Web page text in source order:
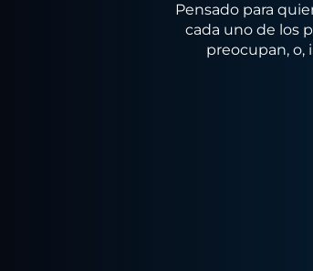
Pensado para
cada uno de los
preocupan, o,